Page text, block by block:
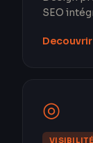
SEO
Decouvrir
◎
VISIBILITÉ